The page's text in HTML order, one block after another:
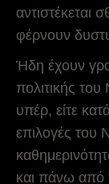
αντιστέκεται
φέρνουν
Ήδη έχουν
πολιτικής του
υπέρ, είτε
επιλογές του
και πάνω από